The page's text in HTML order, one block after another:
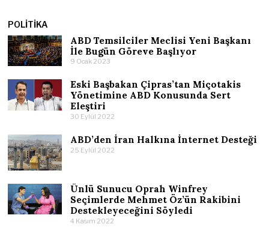
POLITIKA
ABD Temsilciler Meclisi Yeni Başkanı
İle Bugün Göreve Başlıyor
9 Ocak 2023
Eski Başbakan Çipras’tan Miçotakis
Yönetimine ABD Konusunda Sert
Eleştiri
30 Eylül 2022
ABD’den İran Halkına İnternet Desteği
25 Eylül 2022
Ünlü Sunucu Oprah Winfrey
Seçimlerde Mehmet Öz’ün Rakibini
Destekleyeceğini Söyledi
4 Kasım 2022